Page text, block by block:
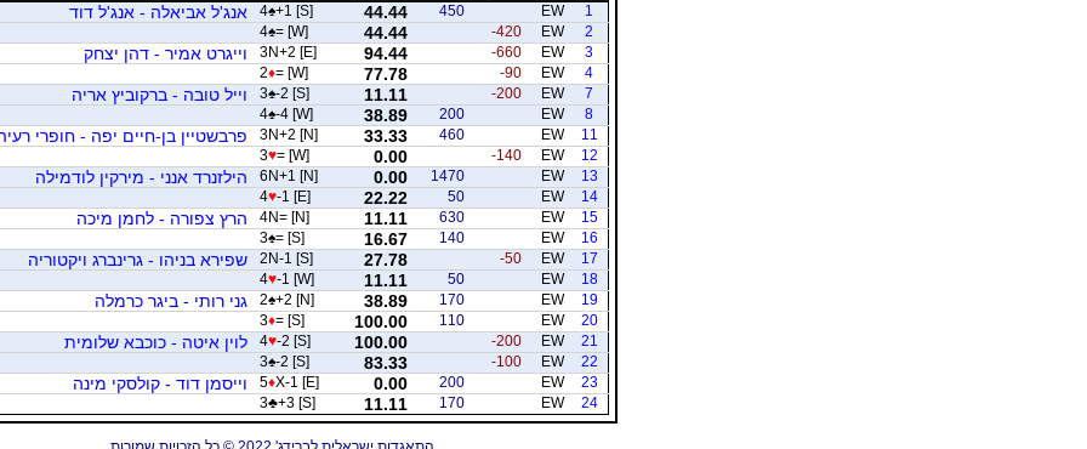
1
EW
450
44.44
4♠+1 [S] אנג'ל אביאלה - אנג'ל דוד
2
EW
-420
44.44
4♠= [W]
3
EW
-660
94.44
3N+2 [E] וייגרט אמיר - דהן יצחק
4
EW
-90
77.78
2♦= [W]
7
EW
-200
11.11
3♠-2 [S] וייל טובה - ברקוביץ אריה
8
EW
200
38.89
4♠-4 [W]
11
EW
460
33.33
3N+2 [N] פרבשטיין בן-חיים יפה - חופרי
12
EW
-140
0.00
3♥= [W]
13
EW
1470
0.00
6N+1 [N] הילזנרד אנני - מירקין לודמילה
14
EW
50
22.22
4♥-1 [E]
15
EW
630
11.11
4N= [N] הרץ צפורה - לחמן מיכה
16
EW
140
16.67
3♠= [S]
17
EW
-50
27.78
2N-1 [S] שפירא בניהו - גרינברג ויקטוריה
18
EW
50
11.11
4♥-1 [W]
19
EW
170
38.89
2♠+2 [N] גני רותי - ביגר כרמלה
20
EW
110
100.00
3♦= [S]
21
EW
-200
100.00
4♥-2 [S] לוין איטה - כוכבא שלומית
22
EW
-100
83.33
3♠-2 [S]
23
EW
200
0.00
5♦X-1 [E] וייסמן דוד - קולסקי מינה
24
EW
170
11.11
3♣+3 [S]